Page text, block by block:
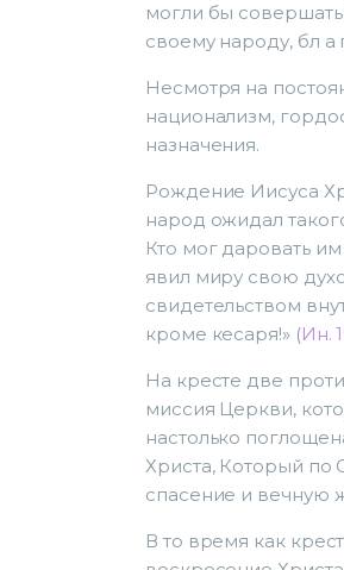
могли бы совершать
своему народу, бл а
Несмотря на
национализм,
назначения.
Рождение Иисуса
народ ожидал
Кто мог даровать
явил миру свою
свидетельством
кроме кесаря!» (Ин.
На кресте две
миссия Церкви,
настолько
Христа, Который по
спасение и вечную
В то время как